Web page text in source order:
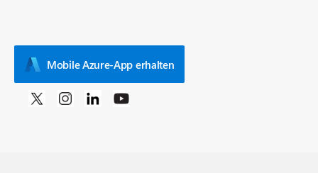
Mobile Azure-App erhalten